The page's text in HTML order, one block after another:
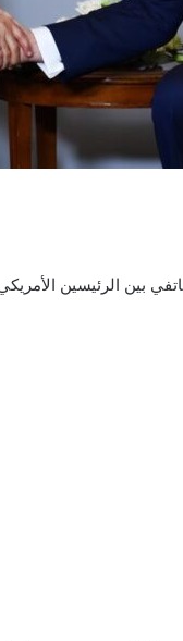
بين الرئيسين